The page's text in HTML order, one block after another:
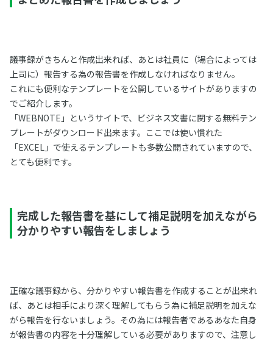
議事録がきちんと作成出来れば、あとは社員に（場合によっては
上司に）報告する為の報告書を作成しなければなりません。
これにも便利なテンプレートを公開しているサイトがありますの
でご紹介します。
「WEBNOTE」というサイトで、ビジネス文書に関する無料テン
プレートがダウンロード出来ます。ここでは使い慣れた
「EXCEL」で使えるテンプレートも多数公開されていますので、
とても便利です。
完成した報告書を基にして補足説明を加えながら
分かりやすい報告をしましょう
正確な議事録から、分かりやすい報告書を作成することが出来れ
ば、あとは相手により深く理解してもらう為に補足説明を加えな
がら報告を行ないましょう。その為には報告者であるあなた自身
が報告書の内容を十分理解している必要がありますので、注意し